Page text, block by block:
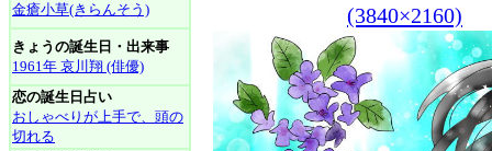
金瘡小草(きらんそう)
きょうの誕生日・出来事
1961年 哀川翔 (俳優)
恋の誕生日占い
おしゃべりが上手で、頭の
切れる
(3840×2160)